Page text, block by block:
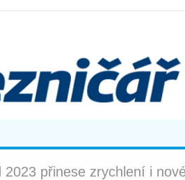
přinese zrychlení i